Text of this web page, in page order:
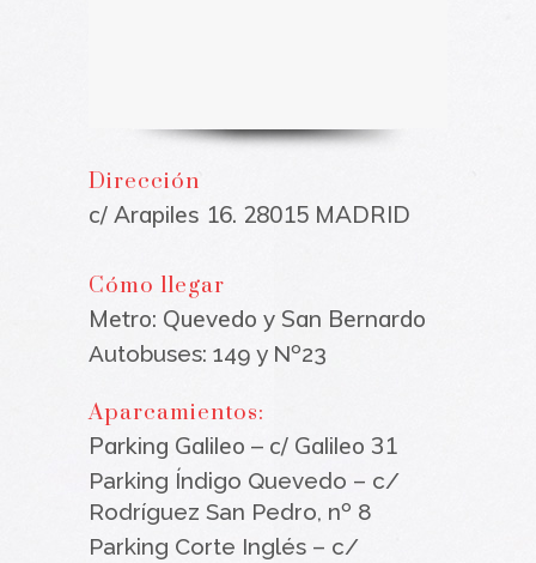
Dirección
c/ Arapiles 16. 28015 MADRID
Cómo llegar
Metro: Quevedo y San Bernardo
Autobuses: 149 y Nº23
Aparcamientos:
Parking Galileo – c/ Galileo 31
Parking Índigo Quevedo – c/
Rodríguez San Pedro, nº 8
Parking Corte Inglés – c/